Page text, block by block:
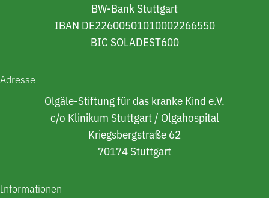
BW-Bank Stuttgart
IBAN DE22600501010002266550
BIC SOLADEST600
Adresse
Olgäle-Stiftung für das kranke Kind e.V.
c/o Klinikum Stuttgart / Olgahospital
Kriegsbergstraße 62
70174 Stuttgart
Informationen